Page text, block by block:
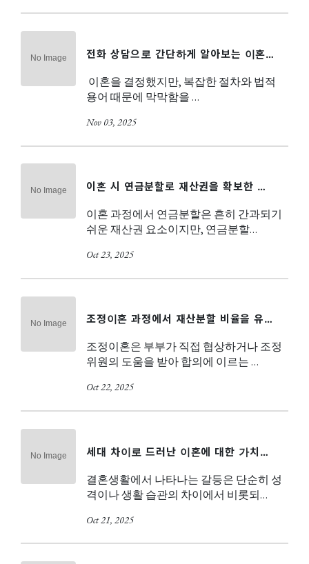
전화 상담으로 간단하게 알아보는 이혼…
이혼을 결정했지만, 복잡한 절차와 법적
용어 때문에 막막함을 …
Nov 03, 2025
이혼 시 연금분할로 재산권을 확보한 …
이혼 과정에서 연금분할은 흔히 간과되기
쉬운 재산권 요소이지만, 연금분할…
Oct 23, 2025
조정이혼 과정에서 재산분할 비율을 유…
조정이혼은 부부가 직접 협상하거나 조정
위원의 도움을 받아 합의에 이르는 …
Oct 22, 2025
세대 차이로 드러난 이혼에 대한 가치…
결혼생활에서 나타나는 갈등은 단순히 성
격이나 생활 습관의 차이에서 비롯되…
Oct 21, 2025